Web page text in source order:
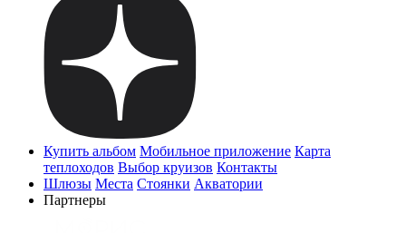
Купить альбом Мобильное приложение Карта
теплоходов Выбор круизов Контакты
Шлюзы Места Стоянки Акватории
Партнеры